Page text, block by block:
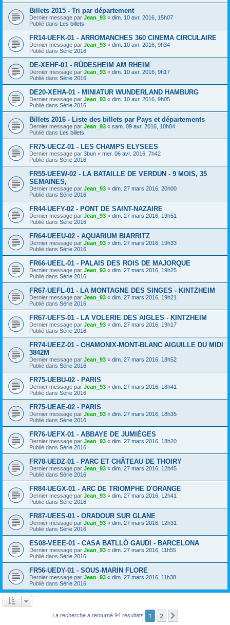
Billets 2015 - Tri par département
Dernier message par Jean_93 « dim. 10 avr. 2016, 15h07
Publié dans Les billets
FR14-UEFK-01 - ARROMANCHES 360 CINEMA CIRCULAIRE
Dernier message par Jean_93 « dim. 10 avr. 2016, 9h34
Publié dans Série 2016
DE-XEHF-01 - RÜDESHEIM AM RHEIM
Dernier message par Jean_93 « dim. 10 avr. 2016, 9h17
Publié dans Série 2016
DE20-XEHA-01 - MINIATUR WUNDERLAND HAMBURG
Dernier message par Jean_93 « dim. 10 avr. 2016, 9h05
Publié dans Série 2016
Billets 2016 - Liste des billets par Pays et départements
Dernier message par Jean_93 « sam. 09 avr. 2016, 10h04
Publié dans Les billets
FR75-UECZ-01 - LES CHAMPS ELYSEES
Dernier message par 3bun « mer. 06 avr. 2016, 7h42
Publié dans Série 2016
FR55-UEEW-02 - LA BATAILLE DE VERDUN - 9 MOIS, 35
SEMAINES,
Dernier message par Jean_93 « dim. 27 mars 2016, 20h00
Publié dans Série 2016
FR44-UEFY-02 - PONT DE SAINT-NAZAIRE
Dernier message par Jean_93 « dim. 27 mars 2016, 19h51
Publié dans Série 2016
FR64-UEEU-02 - AQUARIUM BIARRITZ
Dernier message par Jean_93 « dim. 27 mars 2016, 19h33
Publié dans Série 2016
FR66-UEEL-01 - PALAIS DES ROIS DE MAJORQUE
Dernier message par Jean_93 « dim. 27 mars 2016, 19h25
Publié dans Série 2016
FR67-UEFL-01 - LA MONTAGNE DES SINGES - KINTZHEIM
Dernier message par Jean_93 « dim. 27 mars 2016, 19h21
Publié dans Série 2016
FR67-UEFS-01 - LA VOLERIE DES AIGLES - KINTZHEIM
Dernier message par Jean_93 « dim. 27 mars 2016, 19h17
Publié dans Série 2016
FR74-UEEZ-01 - CHAMONIX-MONT-BLANC AIGUILLE DU MIDI
3842M
Dernier message par Jean_93 « dim. 27 mars 2016, 18h52
Publié dans Série 2016
FR75-UEBU-02 - PARIS
Dernier message par Jean_93 « dim. 27 mars 2016, 18h41
Publié dans Série 2016
FR75-UEAE-02 - PARIS
Dernier message par Jean_93 « dim. 27 mars 2016, 18h35
Publié dans Série 2016
FR76-UEFX-01 - ABBAYE DE JUMIÈGES
Dernier message par Jean_93 « dim. 27 mars 2016, 18h20
Publié dans Série 2016
FR78-UEDZ-01 - PARC ET CHÂTEAU DE THOIRY
Dernier message par Jean_93 « dim. 27 mars 2016, 12h45
Publié dans Série 2016
FR84-UEGX-01 - ARC DE TRIOMPHE D'ORANGE
Dernier message par Jean_93 « dim. 27 mars 2016, 12h41
Publié dans Série 2016
FR87-UEES-01 - ORADOUR SUR GLANE
Dernier message par Jean_93 « dim. 27 mars 2016, 12h31
Publié dans Série 2016
ES08-VEEE-01 - CASA BATLLÓ GAUDI - BARCELONA
Dernier message par Jean_93 « dim. 27 mars 2016, 11h55
Publié dans Série 2016
FR56-UEDY-01 - SOUS-MARIN FLORE
Dernier message par Jean_93 « dim. 27 mars 2016, 11h38
Publié dans Série 2016
La recherche a retourné 94 résultats 1 2